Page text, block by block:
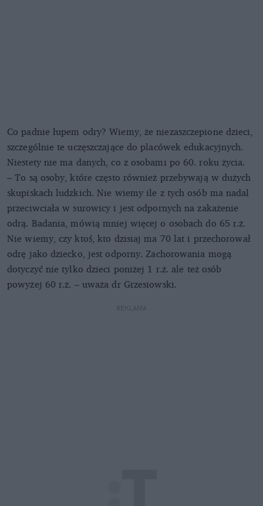
Co padnie łupem odry? Wiemy, że niezaszczepione dzieci,
szczególnie te uczęszczające do placówek edukacyjnych.
Niestety nie ma danych, co z osobami po 60. roku życia.
– To są osoby, które często również przebywają w dużych
skupiskach ludzkich. Nie wiemy ile z tych osób ma nadal
przeciwciała w surowicy i jest odpornych na zakażenie
odrą. Badania, mówią mniej więcej o osobach do 65 r.ż.
Nie wiemy, czy ktoś, kto dzisiaj ma 70 lat i przechorował
odrę jako dziecko, jest odporny. Zachorowania mogą
dotyczyć nie tylko dzieci poniżej 1 r.ż. ale też osób
powyżej 60 r.ż. – uważa dr Grzesiowski.
REKLAMA